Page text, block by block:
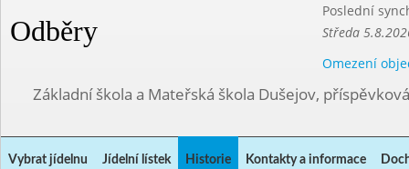
Odběry
Poslední
Středa
Omezení
Základní škola a Mateřská škola Dušejov,
Vybrat jídelnu Jídelní lístek Historie Kontakty a informace